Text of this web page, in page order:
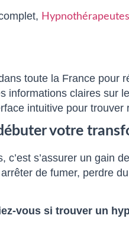
toute la France pour
informations claires sur
intuitive pour
votre
c’est s’assurer un
de fumer, perdre
vous si trouver un